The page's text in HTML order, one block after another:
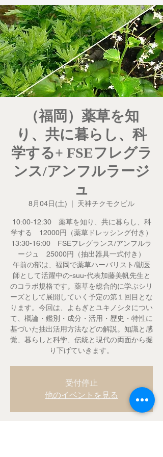
（福岡）薬草を知
り、共に暮らし、科
学する+ FSEフレグラ
ンス/アンフルラージ
ュ
8月04日(土) 天神チクモクビル
10:00-12:30 薬草を知り、共に暮らし、科
学する 12000円（薬草ドレッシング付き）
13:30-16:00 FSEフレグランス/アンフルラ
ージュ 25000円（抽出器具一式付き）
午前の部は、福岡で薬草ハーバリスト/獣医
師として活躍中の-suu-代表加藤美帆先生と
のコラボ規格です。薬草を総合的に学ぶシリ
ーズとして展開していく予定の第１回目とな
ります。今回は、よもぎとユキノシタについ
て、概論・鑑別・成分・活用・歴史・特性に
基づいた抽出活用方法などの解説。知識と感
覚、暮らしと科学、伝統と現代の両面から掘
り下げていきます。
受付停止
他のイベントを見る